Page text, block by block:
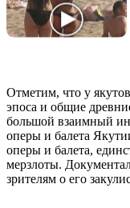
Отметим, что у
эпоса и общие
большой взаимный
оперы и балета
оперы и балета,
мерзлоты.
зрителям о его